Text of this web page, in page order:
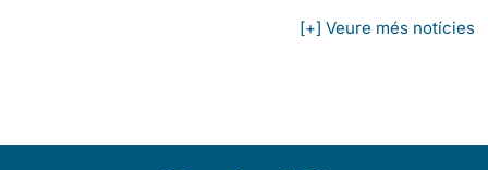
[+] Veure més notícies